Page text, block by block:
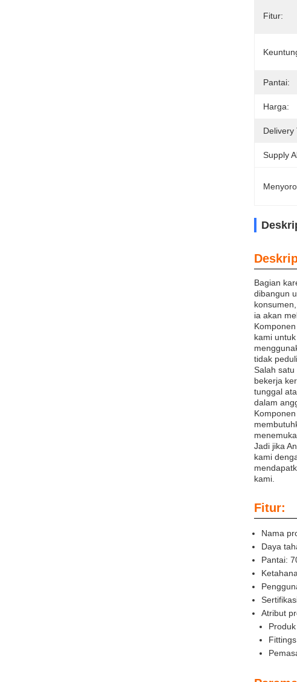
Fitur:
Pantai:
Harga:
Delivery
Supply
Bagian
dibangun
ia akan
kami
tidak
Salah
bekerja
tunggal
dalam
Jadi jika
kami
kami.
Fitur:
Nama
Daya
Pantai:
Atribut